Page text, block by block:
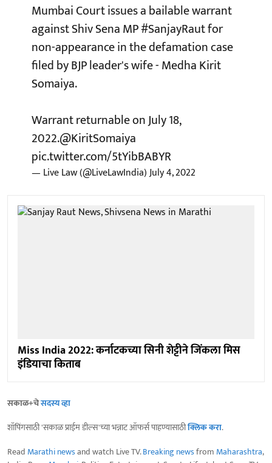
Mumbai Court issues a bailable warrant
against Shiv Sena MP#SanjayRautfor
non-appearance in the defamation case
filed by BJP leader's wife - Medha Kirit
Somaiya.
Warrant returnable on July 18,
2022.@KiritSomaiya
pic.twitter.com/5tYibBABYR
— Live Law (@LiveLawIndia)July 4, 2022
Miss India 2022: कर्नाटकच्या सिनी शेट्टीने जिंकला मिस
इंडियाचा किताब
सकाळ+चेसदस्य व्हा
शॉपिंगसाठी 'सकाळ प्राईम डील्स'च्या भन्नाट ऑफर्स पाहण्यासाठीक्लिक करा.
Read Marathi newsand watch Live TV.Breaking newsfrom Maharashtra,